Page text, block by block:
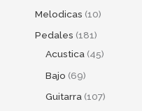
Melodicas 10
Pedales 181
Acustica 45
Bajo 69
Guitarra 107